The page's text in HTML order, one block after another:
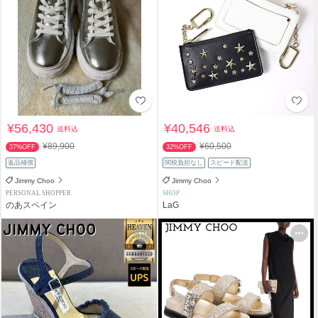
¥56,430送料込
37%OFF ¥89,900
返品補償
Jimmy Choo
PERSONAL SHOPPER
のあスペイン
¥40,546送料込
32%OFF ¥60,500
関税負担なし スピード配送
Jimmy Choo
SHOP
LaG